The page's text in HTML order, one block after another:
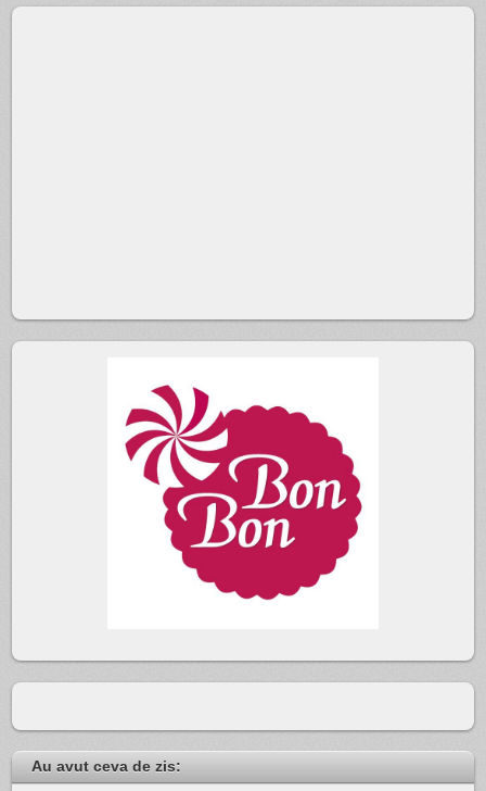
Au avut ceva de zis: